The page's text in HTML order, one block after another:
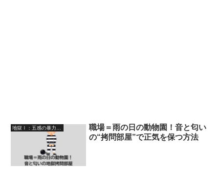
職場＝雨の日の動物園！音と匂い
の“拷問部屋”で正気を保つ方法